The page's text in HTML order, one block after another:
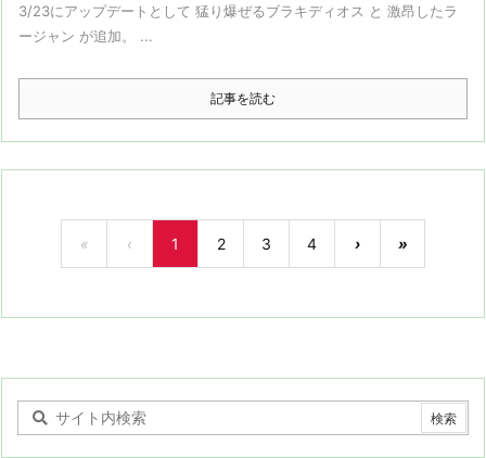
3/23にアップデートとして 猛り爆ぜるブラキディオス と 激昂したラ
ージャン が追加。 ...
記事を読む
« ‹ 1 2 3 4 › »